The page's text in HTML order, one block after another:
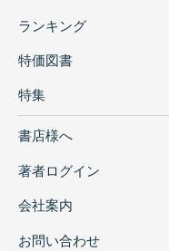
ランキング
特価図書
特集
書店様へ
著者ログイン
会社案内
お問い合わせ